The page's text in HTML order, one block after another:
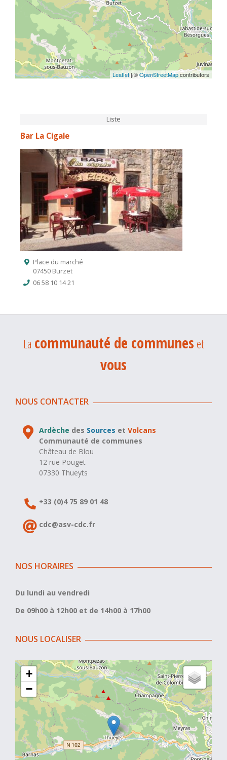
Leaflet| ©OpenStreetMapcontributors
Liste
Bar La Cigale
Place du marché
07450 Burzet
06 58 10 14 21
La communauté de communeset
vous
NOUS CONTACTER
Ardèche des Sources etVolcans
Communauté de communes
Château de Blou
12 rue Pouget
07330 Thueyts
+33 (0)4 75 89 01 48
cdc@asv-cdc.fr
NOS HORAIRES
Du lundi au vendredi
De 09h00 à 12h00 et de 14h00 à 17h00
NOUS LOCALISER
+
−